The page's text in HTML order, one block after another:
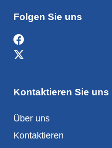
Folgen Sie uns
Kontaktieren Sie uns
Über uns
Kontaktieren